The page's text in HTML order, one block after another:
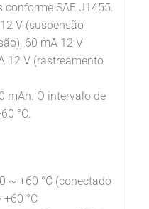
conforme SAE J1455.
V (suspensão
60 mA 12 V
12 V (rastreamento
mAh. O intervalo de
°C.
~ +60 °C (conectado
°C